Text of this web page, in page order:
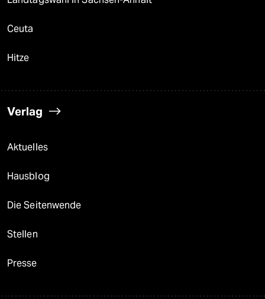
Ceuta
Hitze
Verlag
Aktuelles
Hausblog
Die Seitenwende
Stellen
Presse